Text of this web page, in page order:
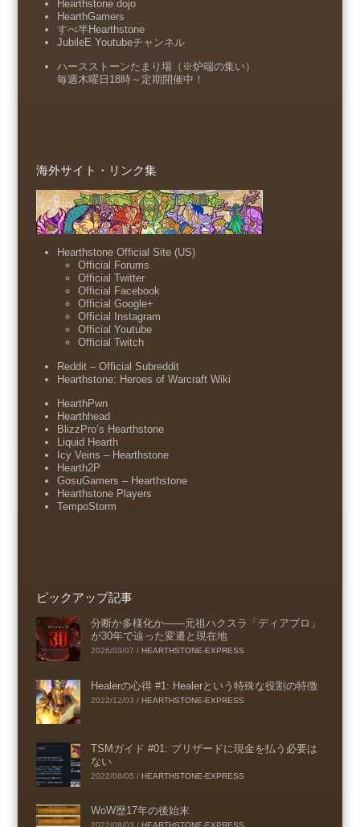
Hearthstone dojo
HearthGamers
すべ半Hearthstone
JubileE Youtubeチャンネル
ハースストーンたまり場（※炉端の集い）
毎週木曜日18時～定期開催中！
海外サイト・リンク集
Hearthstone Official Site (US)
Official Forums
Official Twitter
Official Facebook
Official Google+
Official Instagram
Official Youtube
Official Twitch
Reddit – Official Subreddit
Hearthstone: Heroes of Warcraft Wiki
HearthPwn
Hearthhead
BlizzPro’s Hearthstone
Liquid Hearth
Icy Veins – Hearthstone
Hearth2P
GosuGamers – Hearthstone
Hearthstone Players
TempoStorm
ピックアップ記事
分断か多様化か――元祖ハクスラ「ディアブロ」
が30年で辿った変遷と現在地
2026/03/07 / HEARTHSTONE-EXPRESS
Healerの心得 #1: Healerという特殊な役割の特徴
2022/12/03 / HEARTHSTONE-EXPRESS
TSMガイド #01: ブリザードに現金を払う必要は
ない
2022/08/05 / HEARTHSTONE-EXPRESS
WoW歴17年の後始末